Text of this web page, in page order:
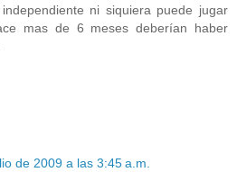
ni siquiera puede jugar
mas de 6 meses deberían haber
de 2009 a las 3:45 a.m.